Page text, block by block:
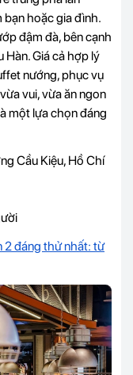
hoặc gia đình.
đậm đà, bên cạnh
Hàn. Giá cả hợp lý
nướng, phục vụ
vui, vừa ăn ngon
một lựa chọn đáng
Cầu Kiệu, Hồ Chí
2 đáng thử nhất: từ